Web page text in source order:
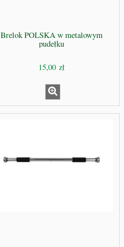
Brelok POLSKA w metalowym
pudełku
15,00 zł